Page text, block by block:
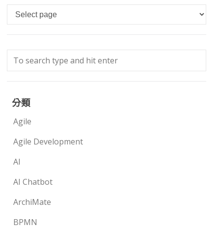
Languages
分類
Agile
Agile Development
AI
AI Chatbot
ArchiMate
BPMN